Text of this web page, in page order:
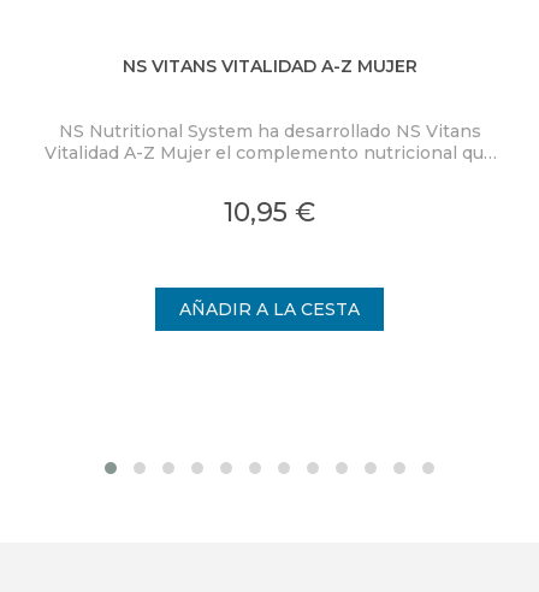
NS VITANS VITALIDAD A-Z MUJER
NS Nutritional System ha desarrollado NS Vitans
Vitalidad A-Z Mujer el complemento nutricional que
10,95 €